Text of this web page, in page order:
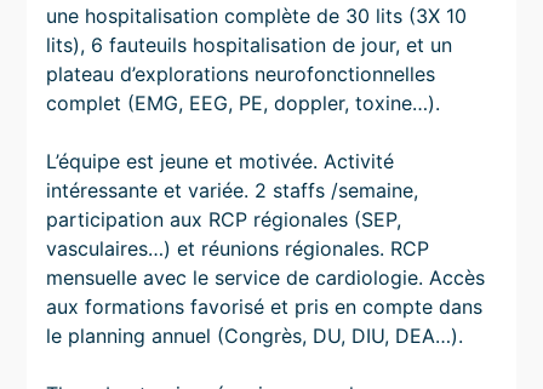
une hospitalisation complète de 30 lits (3X 10
lits), 6 fauteuils hospitalisation de jour, et un
plateau d’explorations neurofonctionnelles
complet (EMG, EEG, PE, doppler, toxine…).
L’équipe est jeune et motivée. Activité
intéressante et variée. 2 staffs /semaine,
participation aux RCP régionales (SEP,
vasculaires…) et réunions régionales. RCP
mensuelle avec le service de cardiologie. Accès
aux formations favorisé et pris en compte dans
le planning annuel (Congrès, DU, DIU, DEA…).